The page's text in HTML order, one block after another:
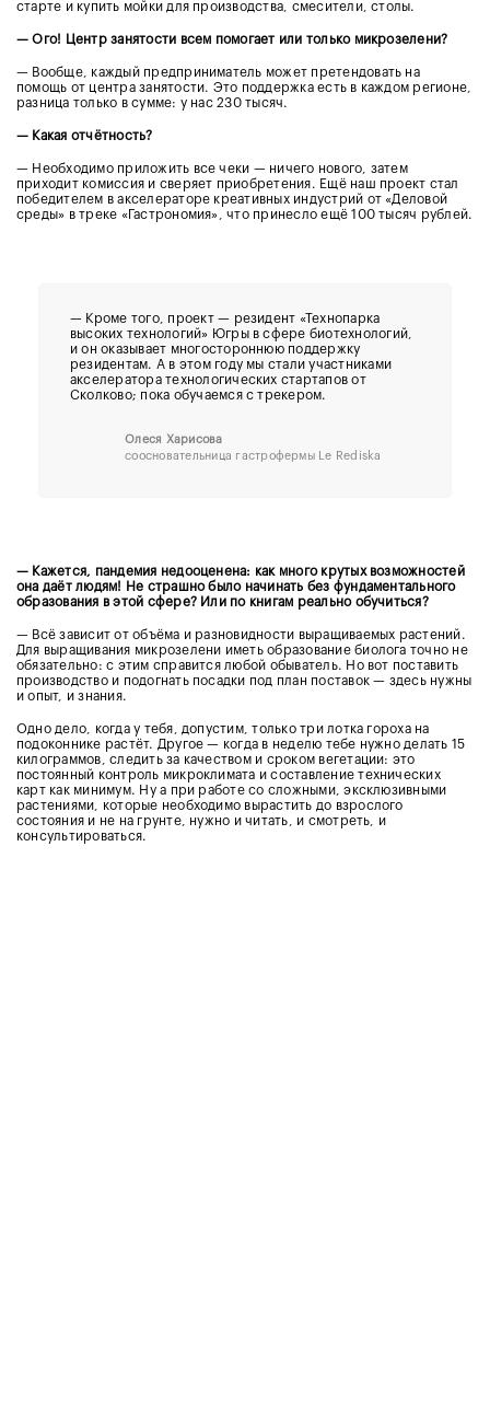
старте и купить мойки для производства, смесители, столы.
— Ого! Центр занятости всем помогает или только микрозелени?
— Вообще, каждый предприниматель может претендовать на
помощь от центра занятости. Это поддержка есть в каждом регионе,
разница только в сумме: у нас 230 тысяч.
— Какая отчётность?
— Необходимо приложить все чеки — ничего нового, затем
приходит комиссия и сверяет приобретения. Ещё наш проект стал
победителем в акселераторе креативных индустрий от «Деловой
среды» в треке «Гастрономия», что принесло ещё 100 тысяч рублей.
— Кроме того, проект — резидент «Технопарка
высоких технологий» Югры в сфере биотехнологий,
и он оказывает многостороннюю поддержку
резидентам. А в этом году мы стали участниками
акселератора технологических стартапов от
Сколково; пока обучаемся с трекером.
Олеся Харисова
соосновательница гастрофермы Le Rediska
— Кажется, пандемия недооценена: как много крутых возможностей
она даёт людям! Не страшно было начинать без фундаментального
образования в этой сфере? Или по книгам реально обучиться?
— Всё зависит от объёма и разновидности выращиваемых растений.
Для выращивания микрозелени иметь образование биолога точно не
обязательно: с этим справится любой обыватель. Но вот поставить
производство и подогнать посадки под план поставок — здесь нужны
и опыт, и знания.
Одно дело, когда у тебя, допустим, только три лотка гороха на
подоконнике растёт. Другое — когда в неделю тебе нужно делать 15
килограммов, следить за качеством и сроком вегетации: это
постоянный контроль микроклимата и составление технических
карт как минимум. Ну а при работе со сложными, эксклюзивными
растениями, которые необходимо вырастить до взрослого
состояния и не на грунте, нужно и читать, и смотреть, и
консультироваться.